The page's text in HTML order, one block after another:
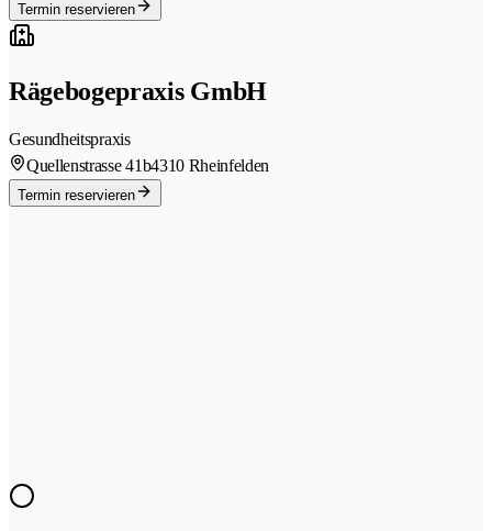
Termin reservieren
Rägebogepraxis GmbH
Gesundheitspraxis
Quellenstrasse 41b4310 Rheinfelden
Termin reservieren